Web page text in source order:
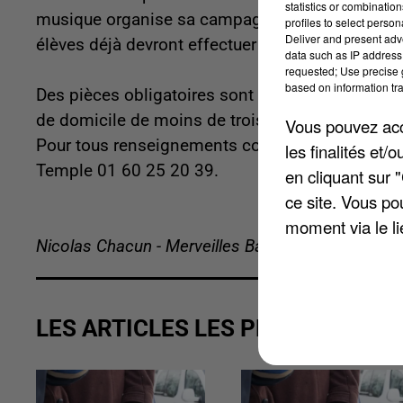
musique organise sa campagne d'inscription
élèves déjà devront effectuer leur pré-
Des pièces obligatoires sont à fournir : le
de domicile de moins de trois mois, et enfin
Pour tous renseignements complémentaires,
Temple 01 60 25 20 39.
Nicolas Chacun - Merveilles Bavuidinsi
LES ARTICLES LES PLUS VUS
statistics or
profiles to select
Deliver and present
data such as IP
requested; Use precise
based on information
Vous pouvez
les finalités et/
en cliquant sur
ce site. Vous
moment via le